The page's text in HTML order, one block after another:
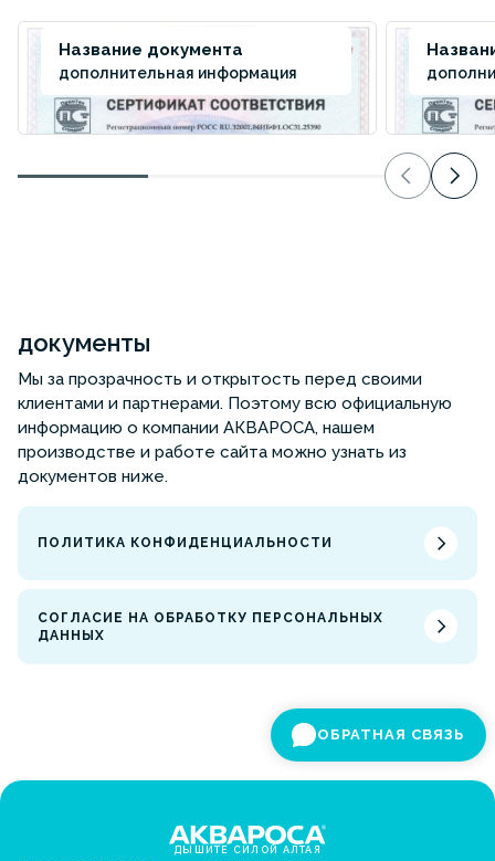
Название документа
дополнительная информация
документы
Мы за прозрачность и открытость перед своими
клиентами и партнерами. Поэтому всю официальную
информацию о компании АКВАРОСА, нашем
производстве и работе сайта можно узнать из
документов ниже.
ПОЛИТИКА КОНФИДЕНЦИАЛЬНОСТИ
СОГЛАСИЕ НА ОБРАБОТКУ ПЕРСОНАЛЬНЫХ
ДАННЫХ
ОБРАТНАЯ СВЯЗЬ
ДЫШИТЕ СИЛОЙ АЛТАЯ